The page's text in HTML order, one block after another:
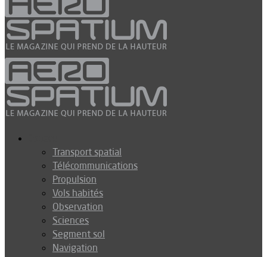
Transport spatial
Télécommunications
Propulsion
Vols habités
Observation
Sciences
Segment sol
Navigation